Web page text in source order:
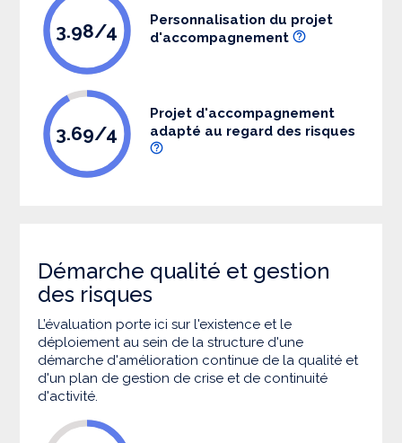
3.98/4
Personnalisation du projet
d'accompagnement
3.69/4
Projet d'accompagnement
adapté au regard des risques
Démarche qualité et gestion
des risques
L’évaluation porte ici sur l'existence et le
déploiement au sein de la structure d'une
démarche d'amélioration continue de la qualité et
d'un plan de gestion de crise et de continuité
d'activité.